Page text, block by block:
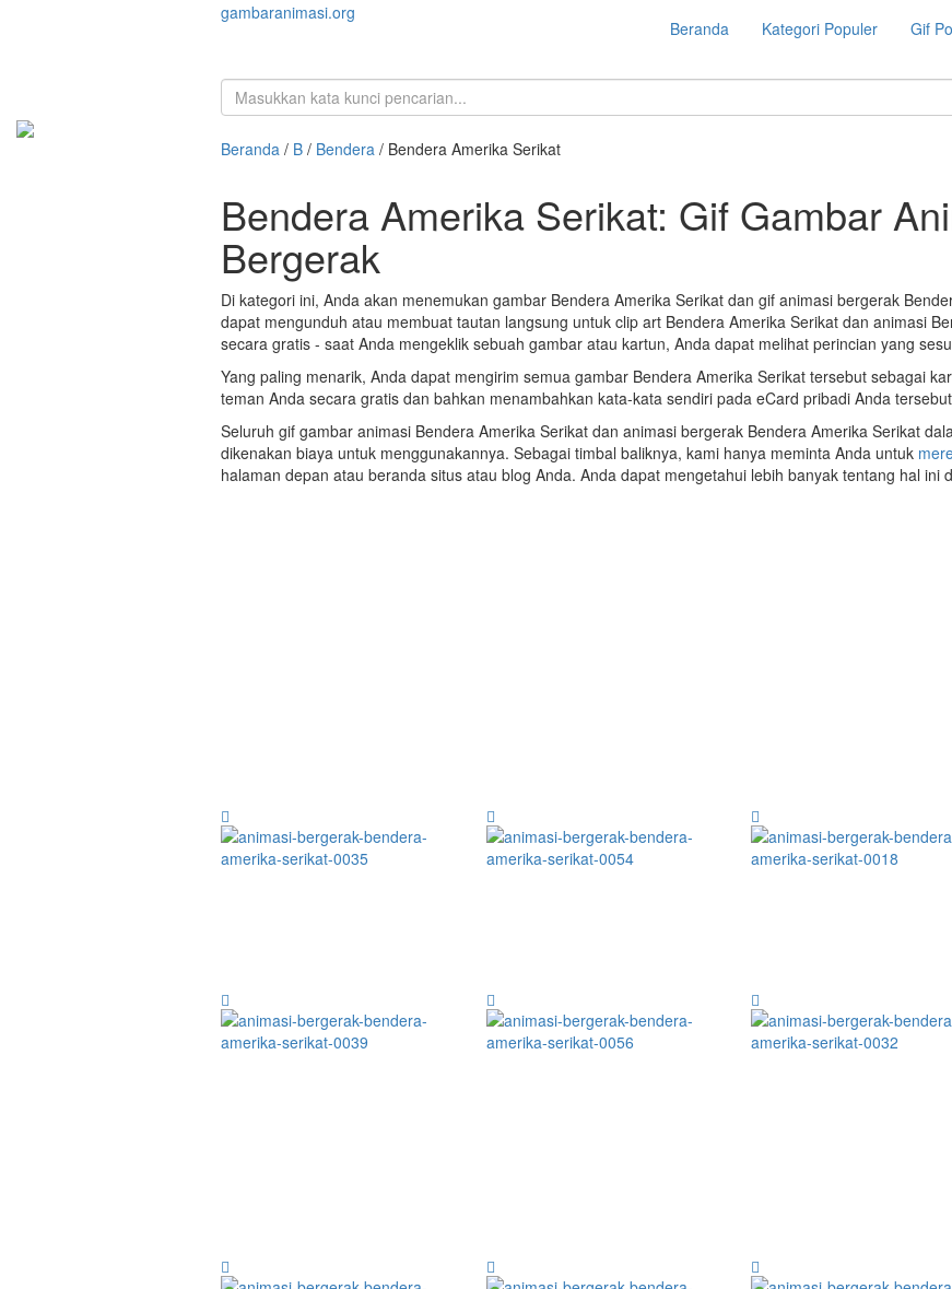
gambaranimasi.org
Beranda Kategori Populer Gif
Beranda / B / Bendera / Bendera Amerika Serikat
Bendera Amerika Serikat: Gif Gambar
Bergerak
Di kategori ini, Anda akan menemukan gambar Bendera Amerika Serikat dan gif animasi bergerak
dapat mengunduh atau membuat tautan langsung untuk clip art Bendera Amerika Serikat dan animasi
secara gratis - saat Anda mengeklik sebuah gambar atau kartun, Anda dapat melihat perincian yang
Yang paling menarik, Anda dapat mengirim semua gambar Bendera Amerika Serikat tersebut sebagai
teman Anda secara gratis dan bahkan menambahkan kata-kata sendiri pada eCard pribadi Anda
Seluruh gif gambar animasi Bendera Amerika Serikat dan animasi bergerak Bendera Amerika Serikat
dikenakan biaya untuk menggunakannya. Sebagai timbal baliknya, kami hanya meminta Anda untuk
halaman depan atau beranda situs atau blog Anda. Anda dapat mengetahui lebih banyak tentang hal ini